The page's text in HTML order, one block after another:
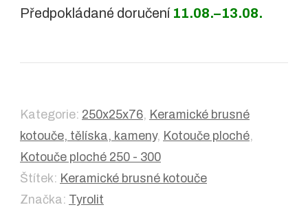
Předpokládané doručení 11.08.–13.08.
Kategorie: 250x25x76, Keramické brusné
kotouče, tělíska, kameny, Kotouče ploché,
Kotouče ploché 250 - 300
Štítek: Keramické brusné kotouče
Značka: Tyrolit